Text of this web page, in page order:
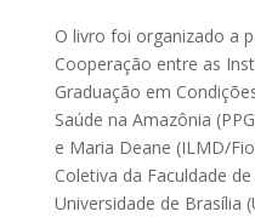
O livro foi organizado a
Cooperação entre as
Graduação em
Saúde na Amazônia
e Maria Deane (ILMD/
Coletiva da Faculdade
Universidade de Brasília